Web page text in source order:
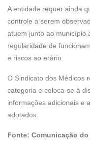
A entidade requer ainda
controle a serem
atuem junto ao município
regularidade de
e riscos ao erário.
O Sindicato dos Médicos
categoria e coloca-se à
informações adicionais e
adotados.
Fonte: Comunicação